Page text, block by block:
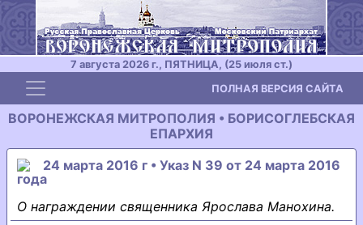
7 августа 2026 г., ПЯТНИЦА, (25 июля ст.)
Toggle navigation ПОЛНАЯ ВЕРСИЯ САЙТА
ВОРОНЕЖСКАЯ МИТРОПОЛИЯ • БОРИСОГЛЕБСКАЯ
ЕПАРХИЯ
24 марта 2016 г • Указ N 39 от 24 марта 2016
года
О награждении священника Ярослава Манохина.